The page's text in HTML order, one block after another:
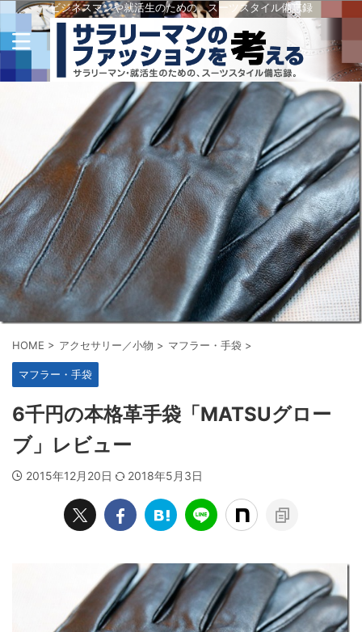
ビジネスマンや就活生のための、スーツスタイル備忘録
HOME > アクセサリー／小物 > マフラー・手袋 >
マフラー・手袋
6千円の本格革手袋「MATSUグロー
ブ」レビュー
2015年12月20日 2018年5月3日